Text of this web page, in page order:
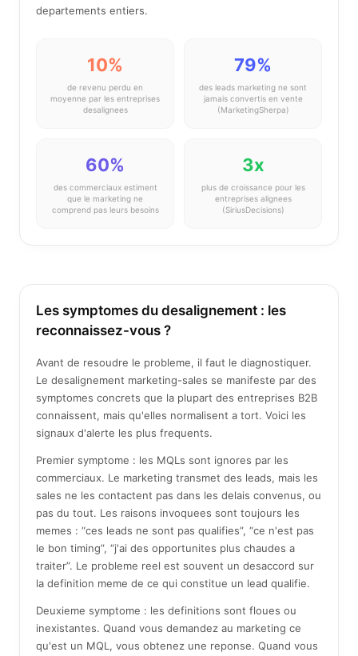
departements entiers.
10%
de revenu perdu en
moyenne par les entreprises
desalignees
79%
des leads marketing ne sont
jamais convertis en vente
(MarketingSherpa)
60%
des commerciaux estiment
que le marketing ne
comprend pas leurs besoins
3x
plus de croissance pour les
entreprises alignees
(SiriusDecisions)
Les symptomes du desalignement : les
reconnaissez-vous ?
Avant de resoudre le probleme, il faut le diagnostiquer.
Le desalignement marketing-sales se manifeste par des
symptomes concrets que la plupart des entreprises B2B
connaissent, mais qu'elles normalisent a tort. Voici les
signaux d'alerte les plus frequents.
Premier symptome : les MQLs sont ignores par les
commerciaux. Le marketing transmet des leads, mais les
sales ne les contactent pas dans les delais convenus, ou
pas du tout. Les raisons invoquees sont toujours les
memes : “ces leads ne sont pas qualifies”, “ce n'est pas
le bon timing”, “j'ai des opportunites plus chaudes a
traiter”. Le probleme reel est souvent un desaccord sur
la definition meme de ce qui constitue un lead qualifie.
Deuxieme symptome : les definitions sont floues ou
inexistantes. Quand vous demandez au marketing ce
qu'est un MQL, vous obtenez une reponse. Quand vous